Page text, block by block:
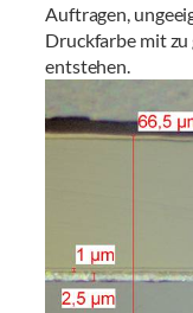
Auftragen,
Druckfarbe mit
entstehen.